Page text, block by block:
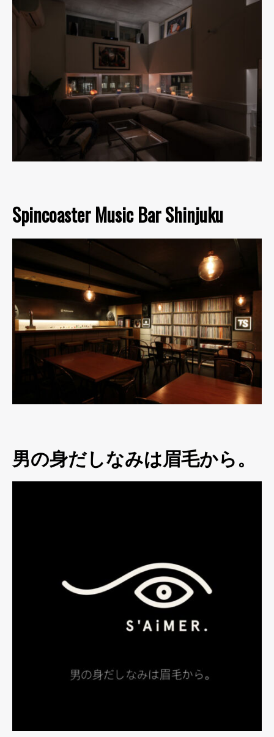
Spincoaster Music Bar Shinjuku
男の身だしなみは眉毛から。